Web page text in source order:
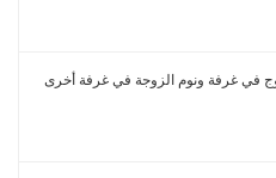
في غرفة ونوم الزوجة في غرفة أخرى